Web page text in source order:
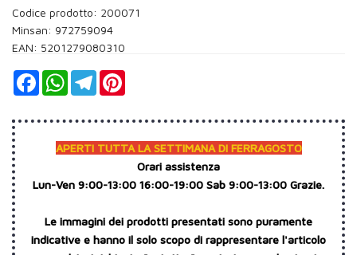
Codice prodotto: 200071
Minsan: 972759094
EAN: 5201279080310
FacebookWhatsAppTelegram
APERTI TUTTA LA SETTIMANA DI FERRAGOSTO
Orari assistenza
Lun-Ven 9:00-13:00 16:00-19:00 Sab 9:00-13:00 Grazie.
Le immagini dei prodotti presentati sono puramente
indicative e hanno il solo scopo di rappresentare l'articolo